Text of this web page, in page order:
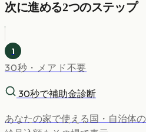
次に進める2つのステップ
1
30秒・メアド不要
30秒で補助金診断
あなたの家で使える国・自治体